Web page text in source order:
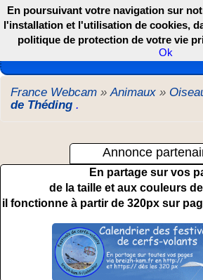
Les webcams de France,
France Webcam »Animaux »
de Théding .
Annonce
En partage sur vos
de la taille et aux couleurs
il fonctionne à partir de 320px sur
En poursuivant votre navigation sur
l'installation et l'utilisation de cookies,
politique de protection de votre vie
Ok